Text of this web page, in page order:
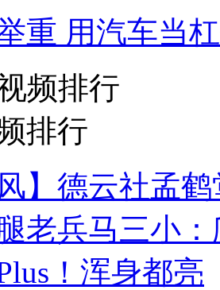
重 用汽车当
频排行
排行
风】德云社孟
老兵马三小
！浑身都亮